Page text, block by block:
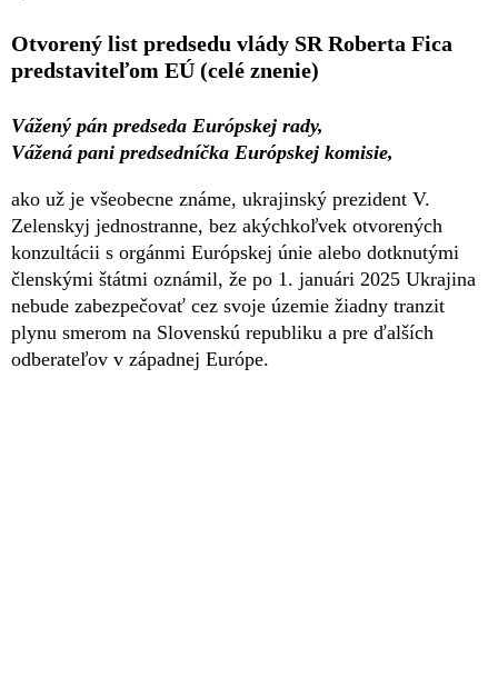
Otvorený list predsedu vlády SR Roberta Fica
predstaviteľom EÚ (celé znenie)
Vážený pán predseda Európskej rady,
Vážená pani predsedníčka Európskej komisie,
ako už je všeobecne známe, ukrajinský prezident V.
Zelenskyj jednostranne, bez akýchkoľvek otvorených
konzultácii s orgánmi Európskej únie alebo dotknutými
členskými štátmi oznámil, že po 1. januári 2025 Ukrajina
nebude zabezpečovať cez svoje územie žiadny tranzit
plynu smerom na Slovenskú republiku a pre ďalších
odberateľov v západnej Európe.